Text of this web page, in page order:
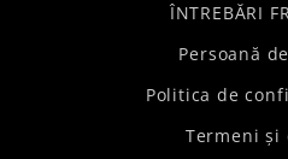
ÎNTREBĂRI
Persoană
Politica de
Termeni și